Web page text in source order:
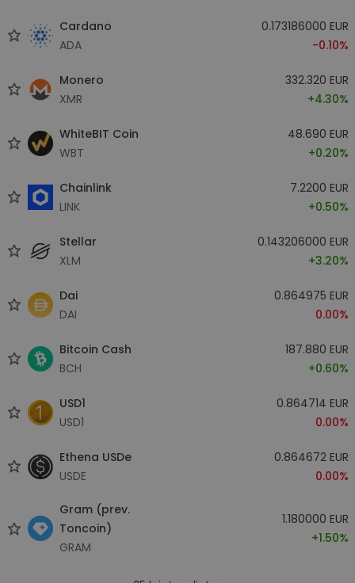
Cardano
ADA
0.173186000 EUR
-0.10%
Monero
XMR
332.320 EUR
+4.30%
WhiteBIT Coin
WBT
48.690 EUR
+0.20%
Chainlink
LINK
7.2200 EUR
+0.50%
Stellar
XLM
0.143206000 EUR
+3.20%
Dai
DAI
0.864975 EUR
0.00%
Bitcoin Cash
BCH
187.880 EUR
+0.60%
USD1
USD1
0.864714 EUR
0.00%
Ethena USDe
USDE
0.864672 EUR
0.00%
Gram (prev.
Toncoin)
GRAM
1.180000 EUR
+1.50%